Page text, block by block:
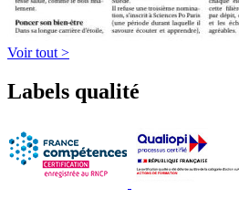
Voir tout >
Labels qualité